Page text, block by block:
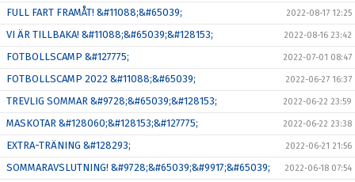
FULL FART FRAMÅT! &#11088;&#65039; 2022-08-17 12:25
VI ÄR TILLBAKA! &#11088;&#65039;&#128153; 2022-08-16 23:42
FOTBOLLSCAMP &#127775; 2022-07-01 08:47
FOTBOLLSCAMP 2022 &#11088;&#65039; 2022-06-27 16:37
TREVLIG SOMMAR &#9728;&#65039;&#128153; 2022-06-22 23:59
MASKOTAR &#128060;&#128153;&#127775; 2022-06-22 23:38
EXTRA-TRÄNING &#128293; 2022-06-21 21:56
SOMMARAVSLUTNING! &#9728;&#65039;&#9917;&#65039; 2022-06-18 07:54